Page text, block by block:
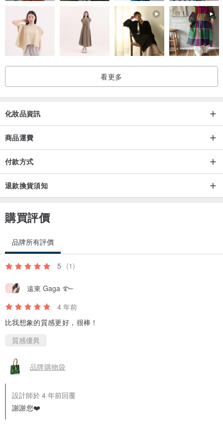
看更多
化妝品資訊
商品運費
付款方式
退款換貨須知
購買評價
品牌所有評價
5 (1)
遠東 Gaga ࿐
4 年前
比我想象的質感更好，很棒！
質感優異
品牌購物袋
設計師於 4 年前回覆
謝謝您❤️